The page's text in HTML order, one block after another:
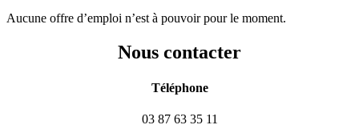
Aucune offre d’emploi n’est à pouvoir pour le moment.
Nous contacter
Téléphone
03 87 63 35 11